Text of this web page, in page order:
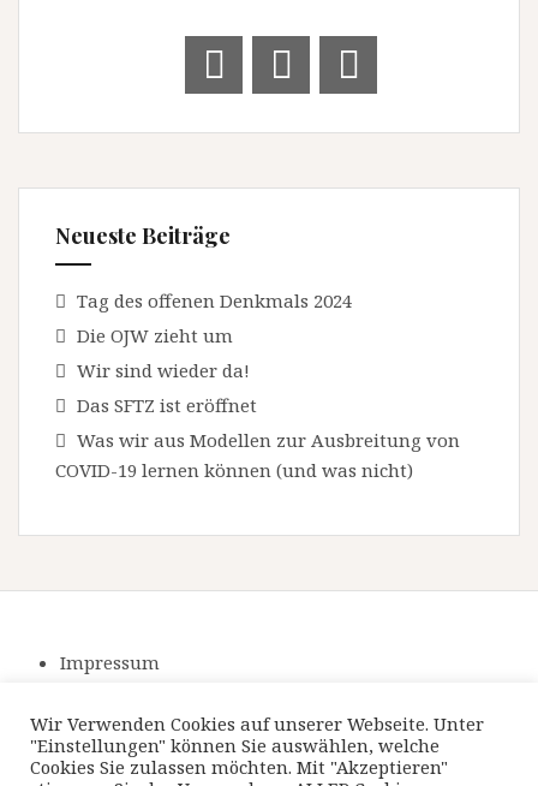
Neueste Beiträge
Tag des offenen Denkmals 2024
Die OJW zieht um
Wir sind wieder da!
Das SFTZ ist eröffnet
Was wir aus Modellen zur Ausbreitung von
COVID-19 lernen können (und was nicht)
Impressum
Wir Verwenden Cookies auf unserer Webseite. Unter
"Einstellungen" können Sie auswählen, welche
Cookies Sie zulassen möchten. Mit "Akzeptieren"